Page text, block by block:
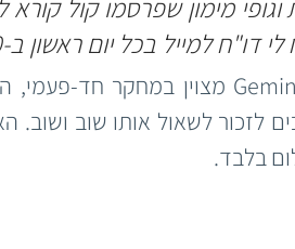
למייל בכל יום ראשון ב-8:00."